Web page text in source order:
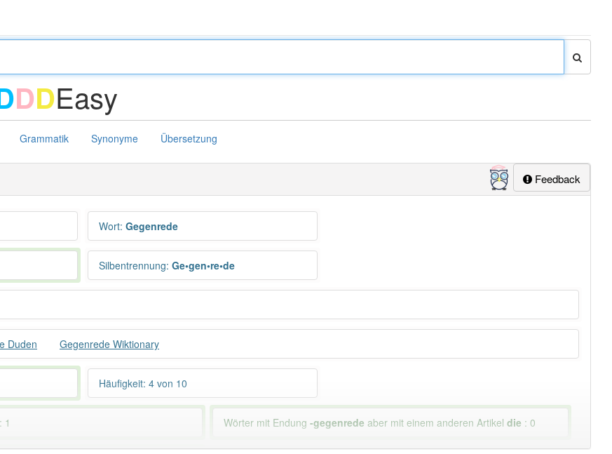
DDEasy
Grammatik Synonyme Übersetzung
Feedback
Wort: Gegenrede
Silbentrennung: Ge•gen•re•de
Duden Gegenrede Wiktionary
Häufigkeit: 4 von 10
: 1 Wörter mit Endung-gegenrede aber mit einem anderen Artikeldie : 0